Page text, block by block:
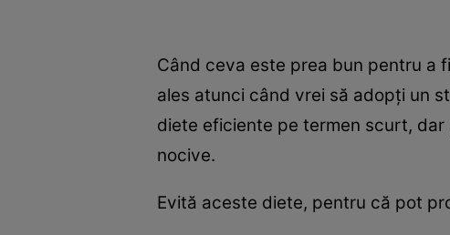
Când ceva este prea bun pentru a
ales atunci când vrei să adopţi un
diete eficiente pe termen scurt,
nocive.
Evită aceste diete, pentru că pot